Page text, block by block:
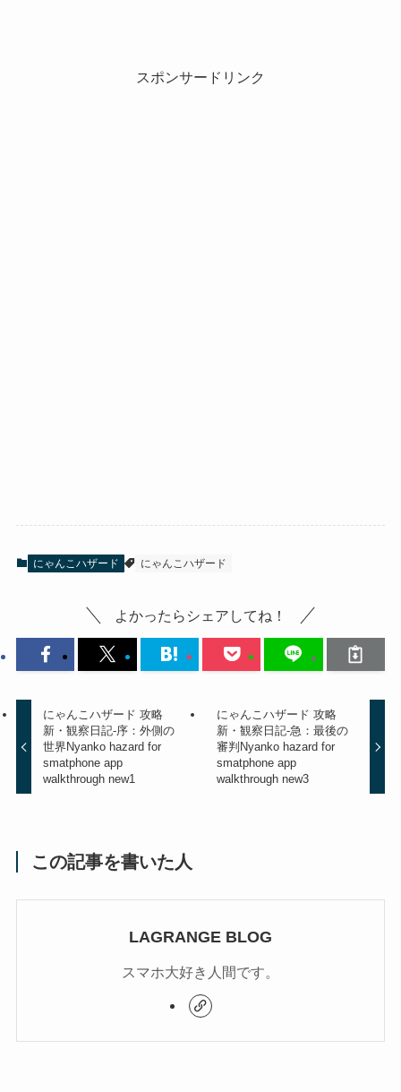
スポンサードリンク
にゃんこハザード にゃんこハザード
よかったらシェアしてね！
にゃんこハザード 攻略
新・観察日記-序：外側の
世界 Nyanko hazard for
smatphone app
walkthrough new1
にゃんこハザード 攻略
新・観察日記-急：最後の
審判 Nyanko hazard for
smatphone app
walkthrough new3
この記事を書いた人
LAGRANGE BLOG
スマホ大好き人間です。